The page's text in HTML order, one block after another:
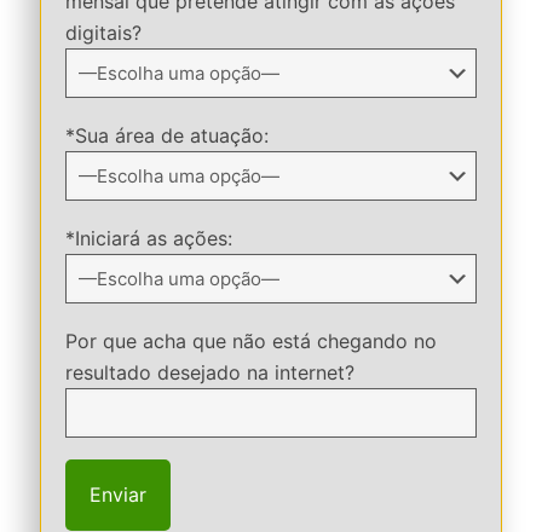
digitais?
*Sua área de atuação:
*Iniciará as ações:
Por que acha que não está chegando no
resultado desejado na internet?